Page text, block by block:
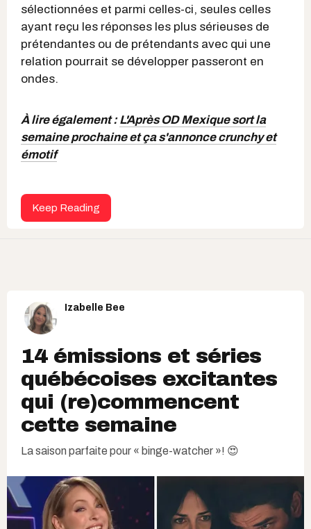
sélectionnées et parmi celles-ci, seules celles
ayant reçu les réponses les plus sérieuses de
prétendantes ou de prétendants avec qui une
relation pourrait se développer passeront en
ondes.
À lire également :L'Après OD Mexique sort la
semaine prochaine et ça s'annonce crunchy et
émotif
Keep Reading
Izabelle Bee
14 émissions et séries
québécoises excitantes
qui (re)commencent
cette semaine
La saison parfaite pour « binge-watcher »! 😍